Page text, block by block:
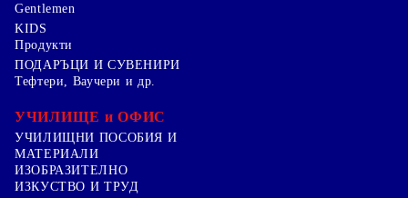
Gentlemen
KIDS
Продукти
ПОДАРЪЦИ И СУВЕНИРИ
Тефтери, Ваучери и др.
УЧИЛИЩЕ и ОФИС
УЧИЛИЩНИ ПОСОБИЯ И
МАТЕРИАЛИ
ИЗОБРАЗИТЕЛНО
ИЗКУСТВО И ТРУД